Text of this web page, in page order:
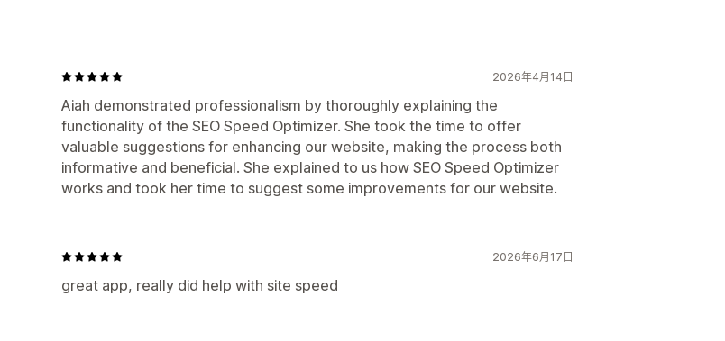
稽核 速度分析 2026年4月14日
Aiah demonstrated professionalism by thoroughly explaining the
functionality of the SEO Speed Optimizer. She took the time to offer
valuable suggestions for enhancing our website, making the process both
informative and beneficial. She explained to us how SEO Speed Optimizer
works and took her time to suggest some improvements for our website.
2026年6月17日
great app, really did help with site speed